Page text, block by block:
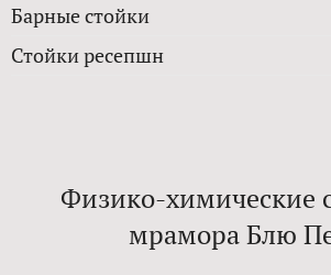
Барные стойки
Стойки ресепшн
Физико-химические
мрамора Блю